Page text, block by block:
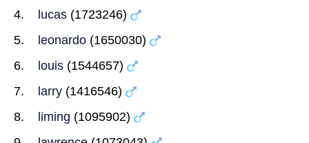
lucas (1723246)
leonardo (1650030)
louis (1544657)
larry (1416546)
liming (1095902)